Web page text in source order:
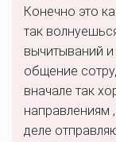
Конечно это
так
вычитываний
общение
вначале так
направлениям
деле